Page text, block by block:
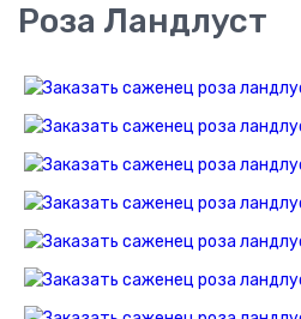
Роза Ландлуст